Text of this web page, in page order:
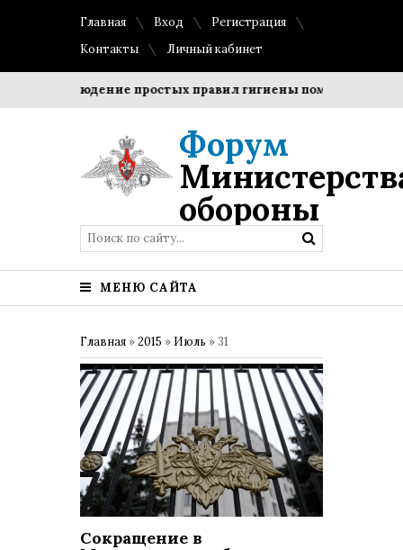
Главная Вход
Регистрация
Контакты
Личный кабинет
Соблюдение простых правил гигиены помогает
Форум
обороны
МЕНЮ САЙТА
Главная »2015 » Июль » 31
Сокращение в